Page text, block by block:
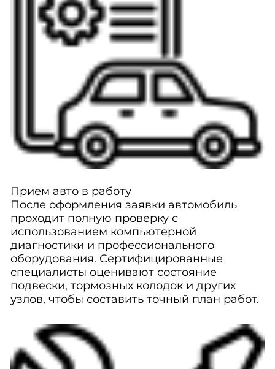
Прием авто в работу
После оформления заявки автомобиль
проходит полную проверку с
использованием компьютерной
диагностики и профессионального
оборудования. Сертифицированные
специалисты оценивают состояние
подвески, тормозных колодок и других
узлов, чтобы составить точный план работ.